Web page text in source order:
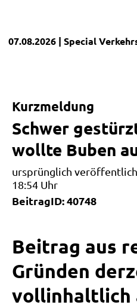
07.08.2026 | Special
Kurzmeldung
Schwer
wollte Buben
ursprünglich
18:54 Uhr
BeitragID: 40748
Beitrag aus
Gründen
vollinhaltlich